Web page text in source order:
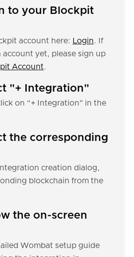
to your Blockpit
account here: Login. If
account yet, please sign up
Account.
"+ Integration"
on “+ Integration" in the
the corresponding
creation dialog,
blockchain from the
the on-screen
Wombat setup guide